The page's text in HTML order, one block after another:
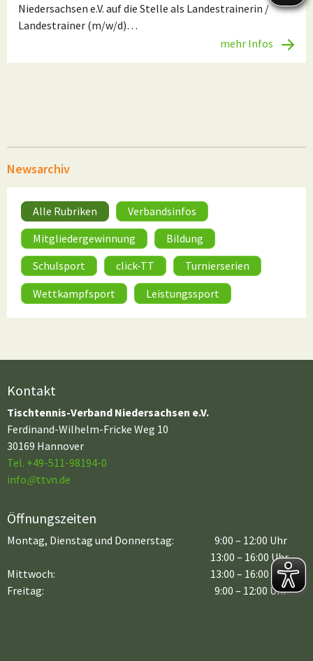
Niedersachsen e.V. auf die Stelle als Landestrainerin /
Landestrainer (m/w/d)…
mehr Infos
Newsarchiv
Alle Rubriken
Verbandsinfos
Mitgliedergewinnung
Bildung
Schulsport
click-TT
Turnierserien
Wettkampfsport
Leistungssport
Kontakt
Tischtennis-Verband Niedersachsen e.V.
Ferdinand-Wilhelm-Fricke Weg 10
30169 Hannover
Tel. +49-511-98194-0
info@ttvn.de
Öffnungszeiten
Montag, Dienstag und Donnerstag:
9:00 – 12:00 Uhr
13:00 – 16:00 Uhr
Mittwoch:
Freitag:
13:00 – 16:00 Uhr
9:00 – 12:00 Uhr